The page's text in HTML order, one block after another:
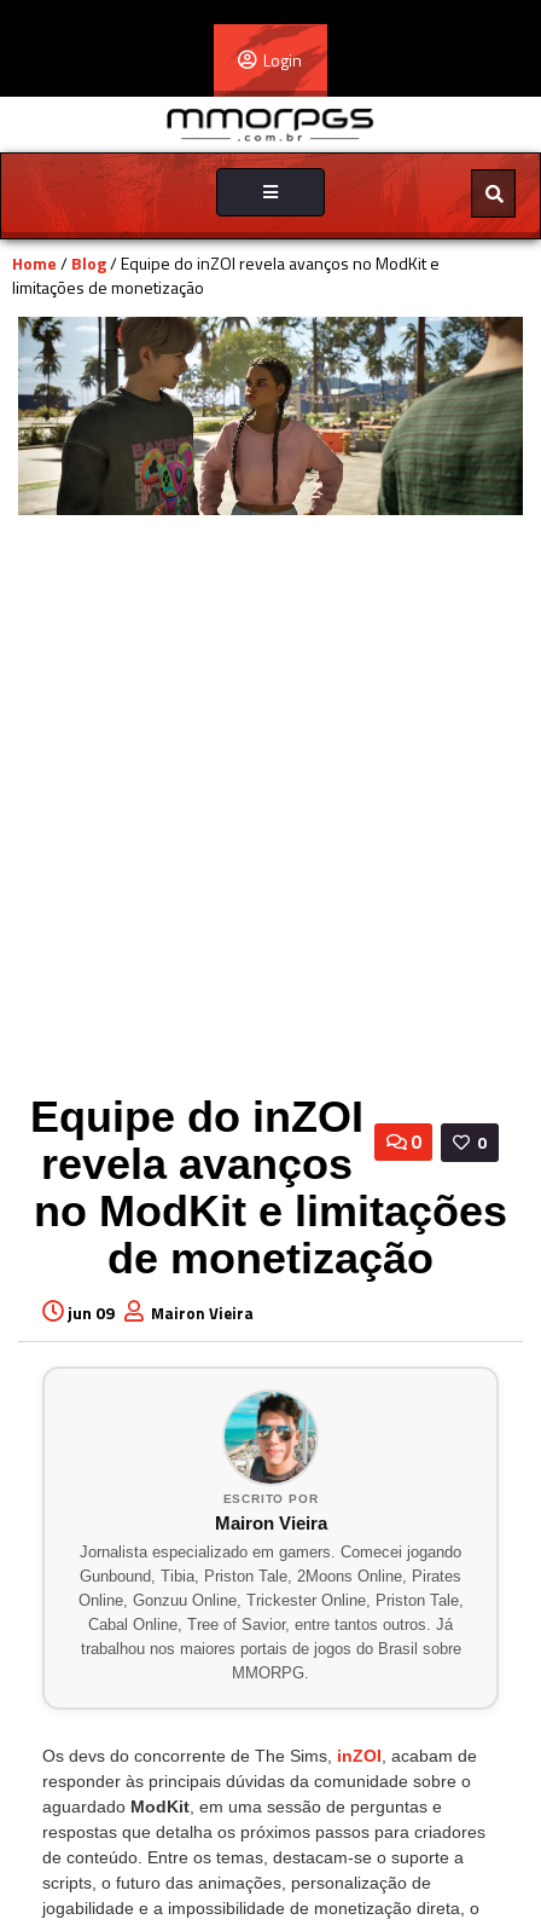
Login
Toggle
navigation
Home/Blog/ Equipe do inZOI revela avanços no ModKit e
limitações de monetização
0
0
Equipe do inZOI
revela avanços
no ModKit e limitações
de monetização
jun 09 Mairon Vieira
ESCRITO POR
Mairon Vieira
Jornalista especializado em gamers. Comecei jogando
Gunbound, Tibia, Priston Tale, 2Moons Online, Pirates
Online, Gonzuu Online, Trickester Online, Priston Tale,
Cabal Online, Tree of Savior, entre tantos outros. Já
trabalhou nos maiores portais de jogos do Brasil sobre
MMORPG.
Os devs do concorrente de The Sims, inZOI , acabam de
responder às principais dúvidas da comunidade sobre o
aguardado ModKit , em uma sessão de perguntas e
respostas que detalha os próximos passos para criadores
de conteúdo. Entre os temas, destacam-se o suporte a
scripts, o futuro das animações, personalização de
jogabilidade e a impossibilidade de monetização direta, o